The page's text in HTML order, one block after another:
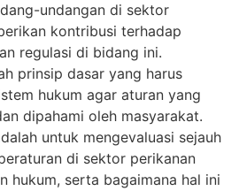
undangan di sektor
kontribusi terhadap
regulasi di bidang ini.
prinsip dasar yang harus
hukum agar aturan yang
dipahami oleh masyarakat.
untuk mengevaluasi sejauh
di sektor perikanan
hukum, serta bagaimana hal ini